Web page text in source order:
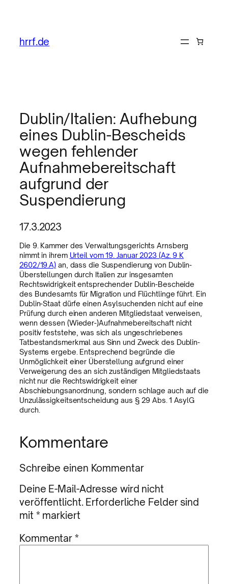
hrrf.de
Dublin/Italien: Aufhebung
eines Dublin-Bescheids
wegen fehlender
Aufnahmebereitschaft
aufgrund der
Suspendierung
17.3.2023
Die 9. Kammer des Verwaltungsgerichts Arnsberg
nimmt in ihrem Urteil vom 19. Januar 2023 (Az. 9 K
2602/19.A) an, dass die Suspendierung von Dublin-
Überstellungen durch Italien zur insgesamten
Rechtswidrigkeit entsprechender Dublin-Bescheide
des Bundesamts für Migration und Flüchtlinge führt. Ein
Dublin-Staat dürfe einen Asylsuchenden nicht auf eine
Prüfung durch einen anderen Mitgliedstaat verweisen,
wenn dessen (Wieder-)Aufnahmebereitschaft nicht
positiv feststehe, was sich als ungeschriebenes
Tatbestandsmerkmal aus Sinn und Zweck des Dublin-
Systems ergebe. Entsprechend begründe die
Unmöglichkeit einer Überstellung aufgrund einer
Verweigerung des an sich zuständigen Mitgliedstaats
nicht nur die Rechtswidrigkeit einer
Abschiebungsanordnung, sondern schlage auch auf die
Unzulässigkeitsentscheidung aus § 29 Abs. 1 AsylG
durch.
Kommentare
Schreibe einen Kommentar
Deine E-Mail-Adresse wird nicht
veröffentlicht. Erforderliche Felder sind
mit * markiert
Kommentar*